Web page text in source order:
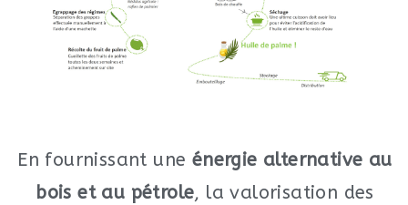
En fournissant une énergie alternative au
bois et au pétrole, la valorisation des